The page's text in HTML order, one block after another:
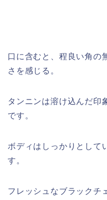
口に含むと、程良い角の
さを感じる。
タンニンは溶け込んだ印
です。
ボディはしっかりとして
す。
フレッシュなブラックチ